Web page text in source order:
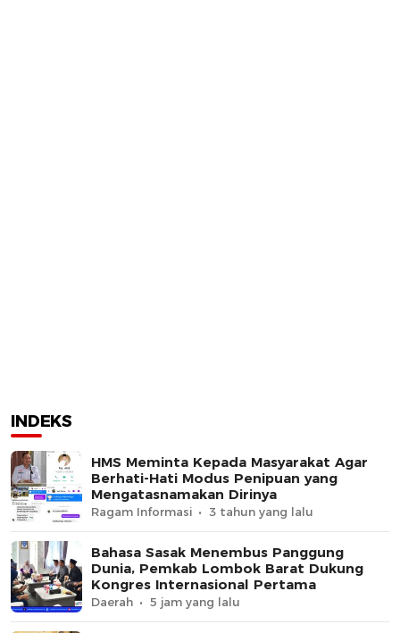
INDEKS
HMS Meminta Kepada Masyarakat Agar
Berhati-Hati Modus Penipuan yang
Mengatasnamakan Dirinya
Ragam Informasi 3 tahun yang lalu
Bahasa Sasak Menembus Panggung
Dunia, Pemkab Lombok Barat Dukung
Kongres Internasional Pertama
Daerah 5 jam yang lalu